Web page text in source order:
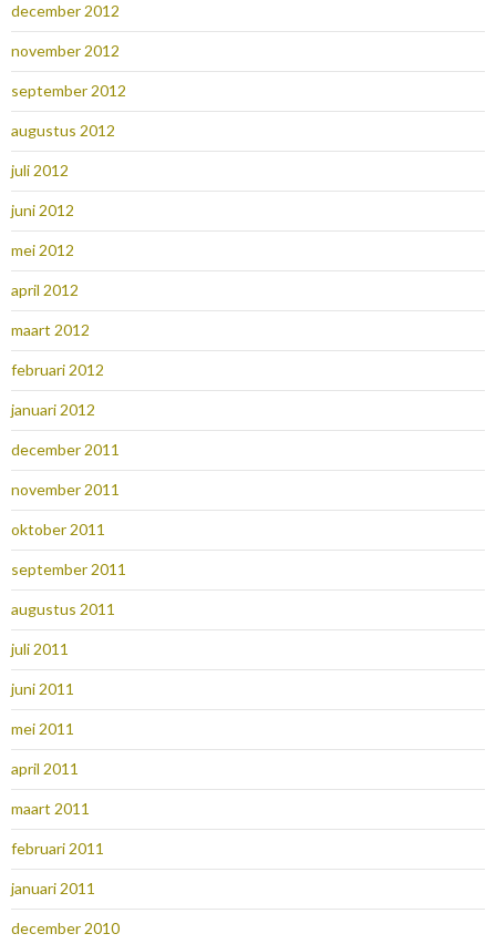
december 2012
november 2012
september 2012
augustus 2012
juli 2012
juni 2012
mei 2012
april 2012
maart 2012
februari 2012
januari 2012
december 2011
november 2011
oktober 2011
september 2011
augustus 2011
juli 2011
juni 2011
mei 2011
april 2011
maart 2011
februari 2011
januari 2011
december 2010